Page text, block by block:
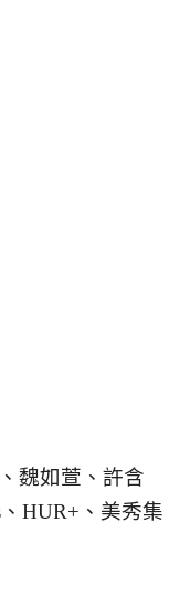
魏如萱、許含
HUR+、美秀集